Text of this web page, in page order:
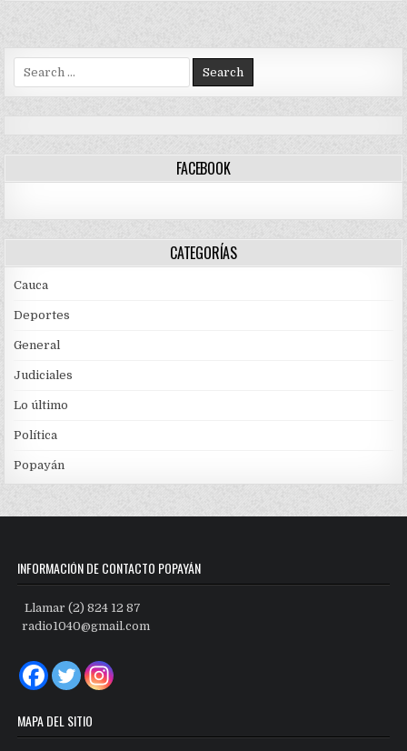
Search
for:
FACEBOOK
CATEGORÍAS
Cauca
Deportes
General
Judiciales
Lo último
Política
Popayán
INFORMACIÓN DE CONTACTO POPAYÁN
Llamar (2) 824 12 87
radio1040@gmail.com
MAPA DEL SITIO